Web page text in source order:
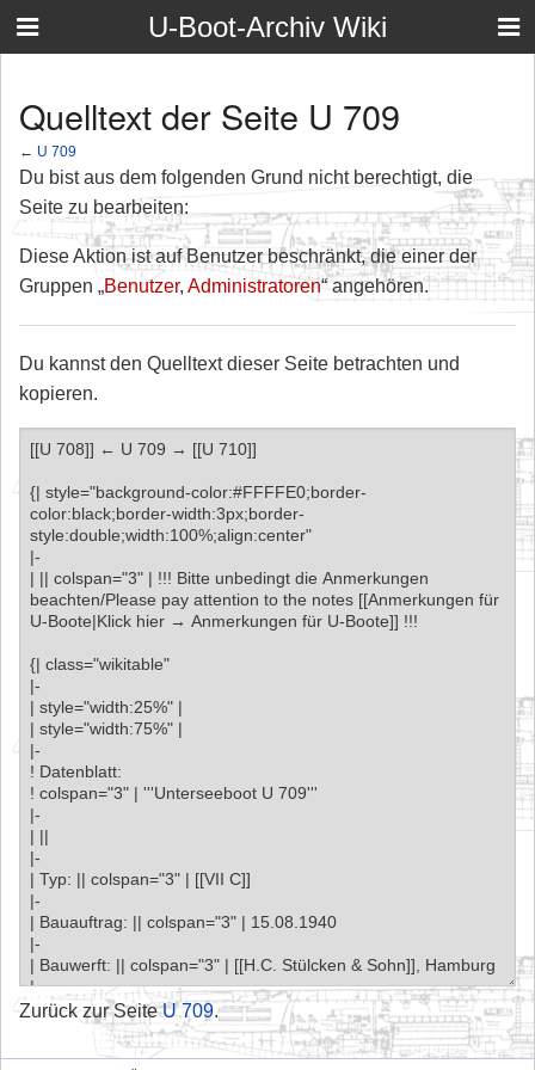
U-Boot-Archiv Wiki
Quelltext der Seite U 709
← U 709
Du bist aus dem folgenden Grund nicht berechtigt, die
Seite zu bearbeiten:
Diese Aktion ist auf Benutzer beschränkt, die einer der
Gruppen „Benutzer, Administratoren“ angehören.
Du kannst den Quelltext dieser Seite betrachten und
kopieren.
Zurück zur SeiteU 709.